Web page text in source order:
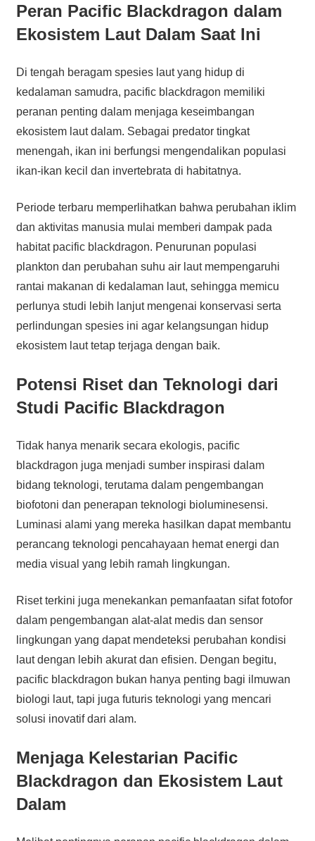
Peran Pacific Blackdragon dalam
Ekosistem Laut Dalam Saat Ini
Di tengah beragam spesies laut yang hidup di
kedalaman samudra, pacific blackdragon memiliki
peranan penting dalam menjaga keseimbangan
ekosistem laut dalam. Sebagai predator tingkat
menengah, ikan ini berfungsi mengendalikan populasi
ikan-ikan kecil dan invertebrata di habitatnya.
Periode terbaru memperlihatkan bahwa perubahan iklim
dan aktivitas manusia mulai memberi dampak pada
habitat pacific blackdragon. Penurunan populasi
plankton dan perubahan suhu air laut mempengaruhi
rantai makanan di kedalaman laut, sehingga memicu
perlunya studi lebih lanjut mengenai konservasi serta
perlindungan spesies ini agar kelangsungan hidup
ekosistem laut tetap terjaga dengan baik.
Potensi Riset dan Teknologi dari
Studi Pacific Blackdragon
Tidak hanya menarik secara ekologis, pacific
blackdragon juga menjadi sumber inspirasi dalam
bidang teknologi, terutama dalam pengembangan
biofotoni dan penerapan teknologi bioluminesensi.
Luminasi alami yang mereka hasilkan dapat membantu
perancang teknologi pencahayaan hemat energi dan
media visual yang lebih ramah lingkungan.
Riset terkini juga menekankan pemanfaatan sifat fotofor
dalam pengembangan alat-alat medis dan sensor
lingkungan yang dapat mendeteksi perubahan kondisi
laut dengan lebih akurat dan efisien. Dengan begitu,
pacific blackdragon bukan hanya penting bagi ilmuwan
biologi laut, tapi juga futuris teknologi yang mencari
solusi inovatif dari alam.
Menjaga Kelestarian Pacific
Blackdragon dan Ekosistem Laut
Dalam